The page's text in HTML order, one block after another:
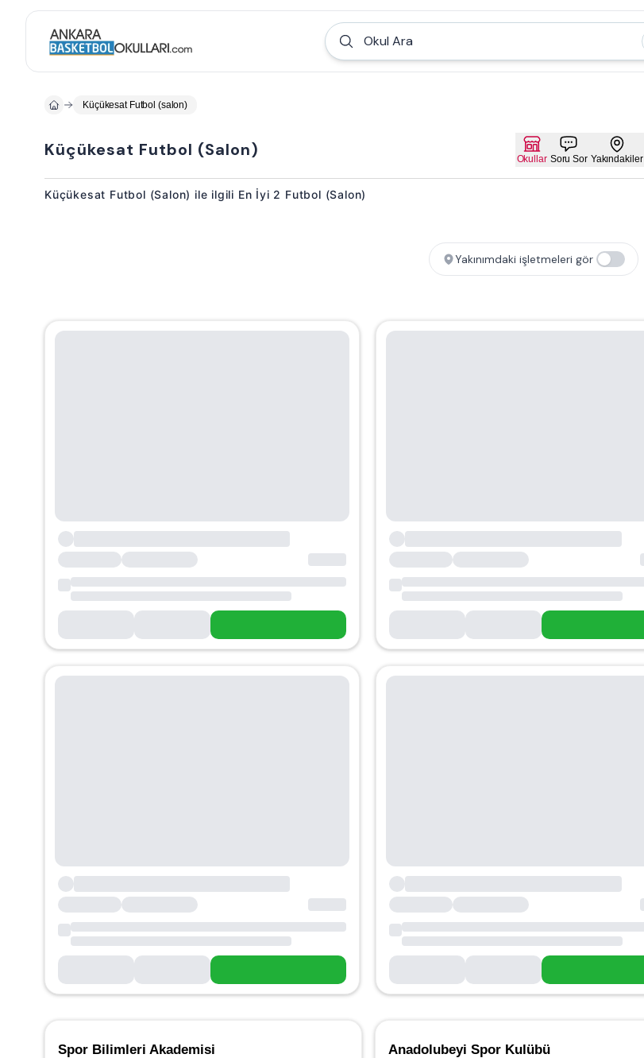
Okul Ara
Küçükesat Futbol (salon)
Küçükesat Futbol (Salon) Okullar Soru Sor Yakındakiler
Küçükesat Futbol (Salon) ile ilgili En İyi 2 Futbol (Salon)
Yakınımdaki işletmeleri gör
Spor Bilimleri Akademisi Anadolubeyi Spor Kulübü